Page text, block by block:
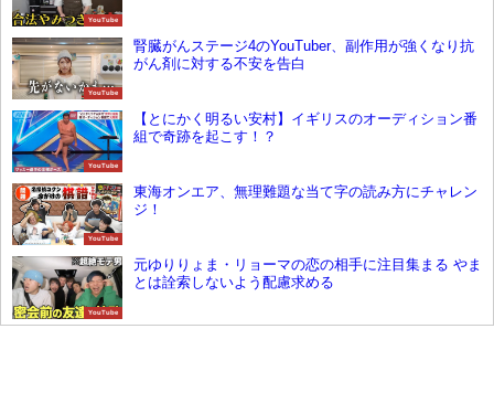
YouTube
YouTube
腎臓がんステージ4のYouTuber、副作用が強くなり抗
がん剤に対する不安を告白
YouTube
【とにかく明るい安村】イギリスのオーディション番
組で奇跡を起こす！？
YouTube
東海オンエア、無理難題な当て字の読み方にチャレン
ジ！
YouTube
元ゆりりょま・リョーマの恋の相手に注目集まる やま
とは詮索しないよう配慮求める